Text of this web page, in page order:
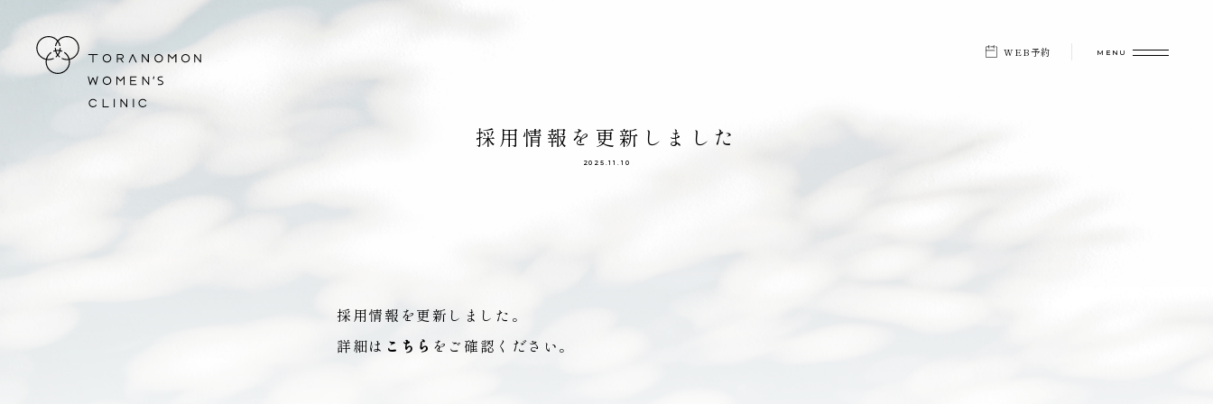
虎ノ門ウィメンズクリニック WEB予約
採用情報を更新しました
2025.11.10
採用情報を更新しました。
詳細は こちら をご確認ください。